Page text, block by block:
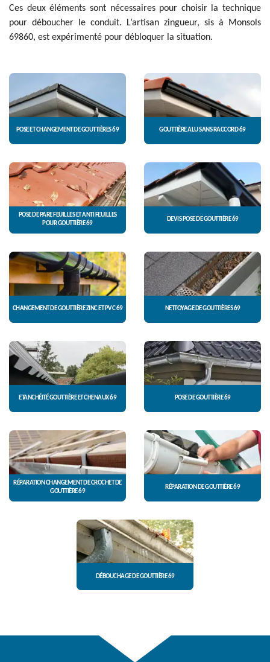
Ces deux éléments sont nécessaires pour choisir la technique
pour déboucher le conduit. L’artisan zingueur, sis à Monsols
69860, est expérimenté pour débloquer la situation.
POSE ET CHANGEMENT DE GOUTTIÈRES 69 GOUTTIÈRE ALU SANS RACCORD 69
POSE DE PARE FEUILLES ET ANTI FEUILLES
POUR GOUTTIÈRE 69
DEVIS POSE DE GOUTTIÈRE 69
CHANGEMENT DE GOUTTIÈRE ZINC ET PVC 69 NETTOYAGE DE GOUTTIÈRES 69
ETANCHÉITÉ GOUTTIÈRE ET CHENAUX 69 POSE DE GOUTTIÈRE 69
RÉPARATION CHANGEMENT DE CROCHET DE
GOUTTIÈRE 69
RÉPARATION DE GOUTTIÈRE 69
DÉBOUCHAGE DE GOUTTIÈRE 69